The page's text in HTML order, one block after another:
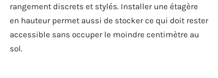
rangement discrets et stylés. Installer une étagère
en hauteur permet aussi de stocker ce qui doit rester
accessible sans occuper le moindre centimètre au
sol.